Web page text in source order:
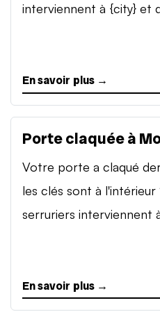
interviennent à {city} et
En savoir plus →
Porte claquée à
Votre porte a claqué
les clés sont à l'intérieur
serruriers interviennent
En savoir plus →